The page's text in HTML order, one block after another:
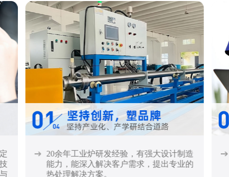
20余年工业炉研发经验，有强大设计制造
能力，能深入解决客户需求，提出专业的
热处理解决方案。